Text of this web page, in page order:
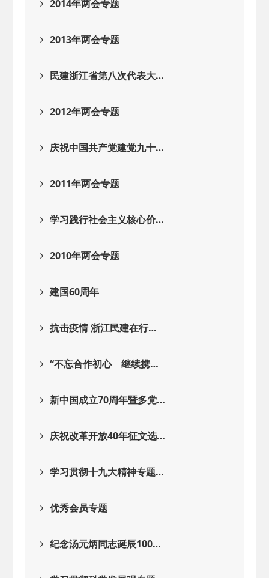
2014年两会专题
2013年两会专题
民建浙江省第八次代表大…
2012年两会专题
庆祝中国共产党建党九十…
2011年两会专题
学习践行社会主义核心价…
2010年两会专题
建国60周年
抗击疫情 浙江民建在行…
“不忘合作初心 继续携…
新中国成立70周年暨多党…
庆祝改革开放40年征文选…
学习贯彻十九大精神专题…
优秀会员专题
纪念汤元炳同志诞辰100…